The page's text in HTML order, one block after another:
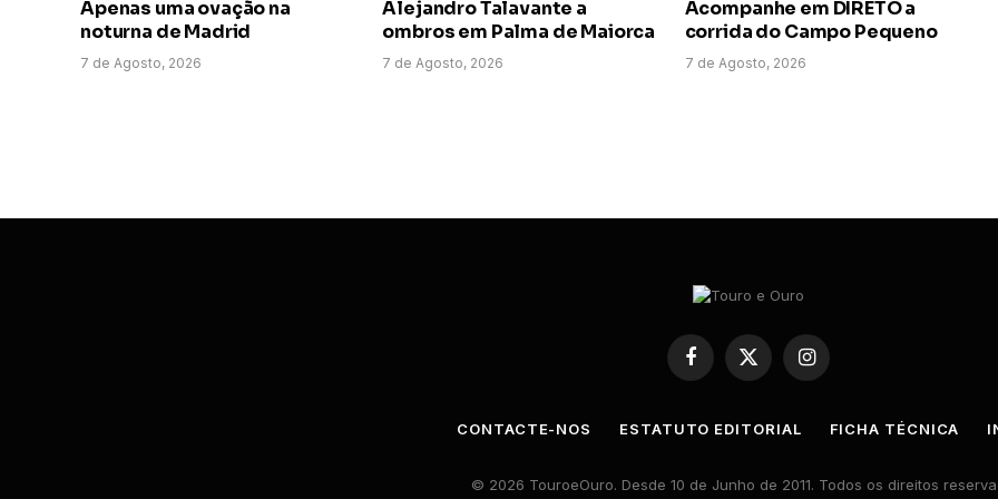
Apenas uma ovação na
noturna de Madrid
7 de Agosto, 2026
Alejandro Talavante a
ombros em Palma de Maiorca
7 de Agosto, 2026
Acompanhe em DIRETO a
corrida do Campo Pequeno
7 de Agosto, 2026
Facebook
X
(Twitter)
Instagram
CONTACTE-NOS ESTATUTO EDITORIAL FICHA TÉCNICA
© 2026 TouroeOuro. Desde 10 de Junho de 2011. Todos os direitos